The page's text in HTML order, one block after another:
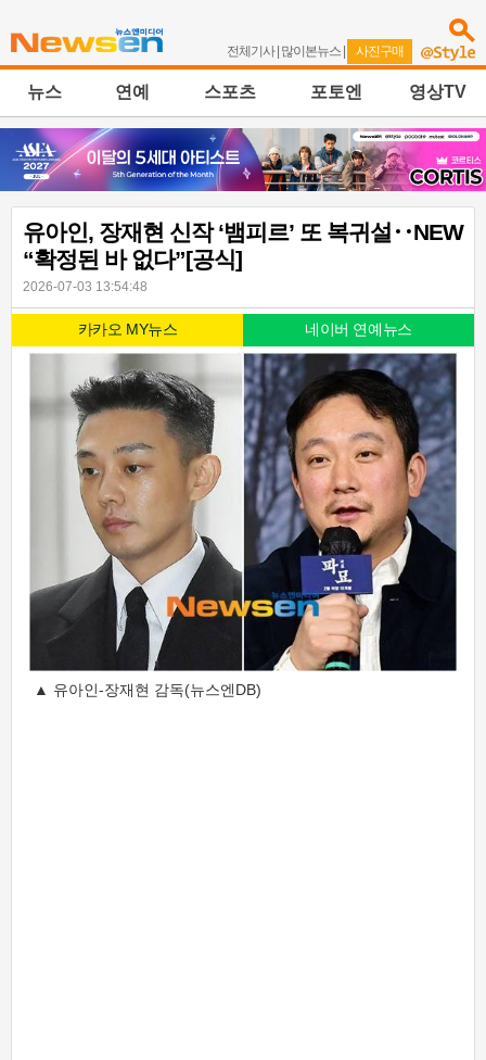
전체기사| 많이본뉴스 | 사진구매
뉴스 연예 스포츠 포토엔 영상TV
유아인, 장재현 신작 ‘뱀피르’ 또 복귀설‥NEW
“확정된 바 없다”[공식]
2026-07-03 13:54:48
카카오 MY뉴스 네이버 연예뉴스
▲ 유아인-장재현 감독(뉴스엔DB)